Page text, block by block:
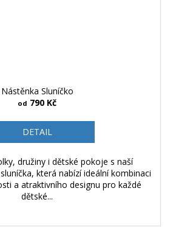
Nástěnka Sluníčko
od 790 Kč
DETAIL
družiny i dětské pokoje s naší
která nabízí ideální kombinaci
a atraktivního designu pro každé
dětské...